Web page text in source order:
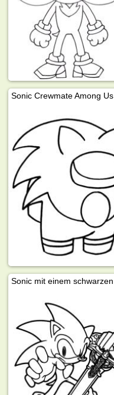
Sonic Crewmate Among Us